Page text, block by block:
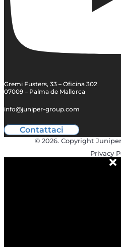
Gremi Fusters, 33 – Oficina 302
07009 – Palma de Mallorca
info@juniper-group.com
Contattaci
© 2026. Copyright
Privacy